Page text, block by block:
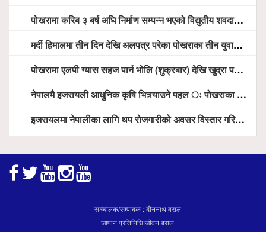
पोखरामा करिब ३ बर्ष अघि निर्माण सम्पन्न भएको विद्युतीय शवदाह गृह अझै संचालनमा आउन सकेन, तत्काल संचालन गर्न स्थानियको माग
मर्दी हिमालमा तीन दिन देखि अलपत्र परेका पोखराका तीन युवाको सशस्त्र प्रहरी सहितको टोलीको साहसिक उद्धार
पोखरामा एलपी ग्यास सहज पार्न भोलि (शुक्रबार) देखि खुद्रा पसलबाटै बिक्रि वितरण हुने, स्टोर नगर्न आग्रह
नेपालमै इजरायली आधुनिक कृषि भित्र्याउने पहल ः पोखराका मेयर धनराज आचार्य र इजरायली राजदूतबीच सहकार्य विस्तारको संकेत
इजरायलमा नेपालीका लागि थप रोजगारीको अवसर विस्तार गरिने ः राजदूत बास
सञ्चालक/सम्पादक : दीननाथ वराल
जापान प्रतिनिधि:जीवन बराल